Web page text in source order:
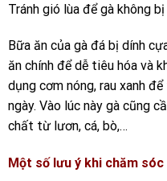
Tránh gió lùa để gà không
Bữa ăn của gà đá bị dính
ăn chính để dễ tiêu hóa và
dụng cơm nóng, rau xanh
ngày. Vào lúc này gà cũng
chất từ lươn, cá, bò,…
Một số lưu ý khi chăm